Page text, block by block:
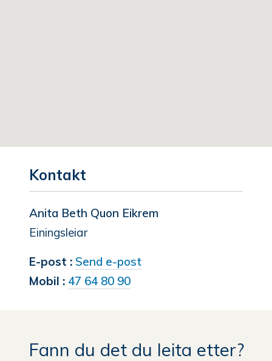
Kontakt
Anita Beth Quon Eikrem
Einingsleiar
E-post
Send e-posttil
Mobil 47 64 80 90
Fann du det du leita etter?